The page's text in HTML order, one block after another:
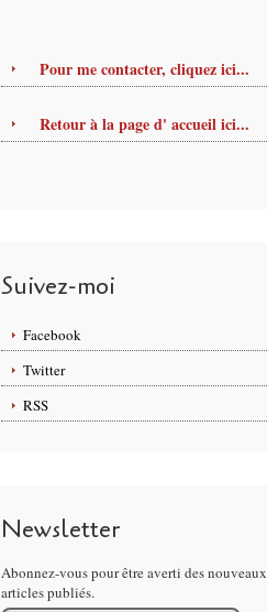
Pour me contacter, cliquez ici...
Retour à la page d' accueil ici...
Suivez-moi
Facebook
Twitter
RSS
Newsletter
Abonnez-vous pour être averti des nouveaux
articles publiés.